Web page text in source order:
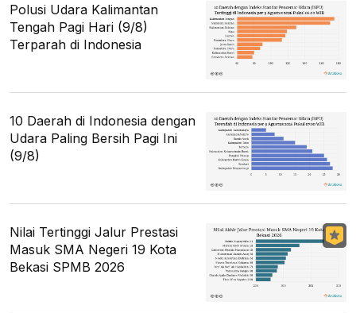
Polusi Udara Kalimantan
Tengah Pagi Hari (9/8)
Terparah di Indonesia
10 Daerah di Indonesia dengan
Udara Paling Bersih Pagi Ini
(9/8)
Nilai Tertinggi Jalur Prestasi
Masuk SMA Negeri 19 Kota
Bekasi SPMB 2026